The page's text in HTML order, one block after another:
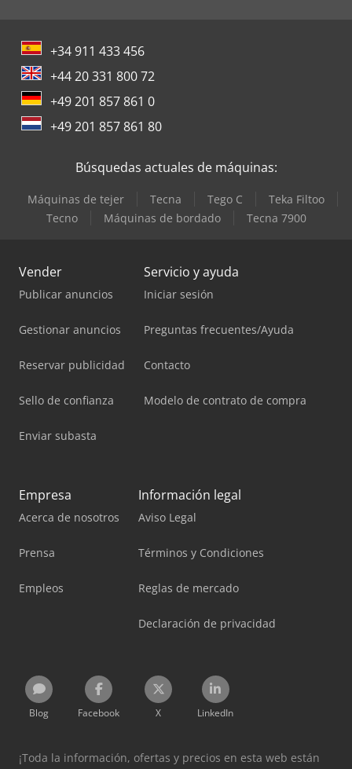
+34 911 433 456
+44 20 331 800 72
+49 201 857 861 0
+49 201 857 861 80
Búsquedas actuales de máquinas:
Máquinas de tejer Tecna Tego C
Teka Filtoo
Tecno
Máquinas de bordado Tecna 7900
Vender
Publicar anuncios
Gestionar anuncios
Reservar publicidad
Sello de confianza
Enviar subasta
Servicio y ayuda
Iniciar sesión
Preguntas frecuentes/Ayuda
Contacto
Modelo de contrato de compra
Empresa
Acerca de nosotros
Prensa
Empleos
Información legal
Aviso Legal
Términos y Condiciones
Reglas de mercado
Declaración de privacidad
Blog Facebook X LinkedIn
¡Toda la información, ofertas y precios en esta web están